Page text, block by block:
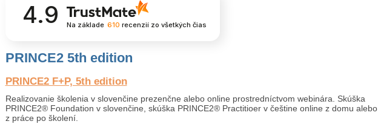
4.9 Na základe 610 recenzií zo všetkých čias
PRINCE2 5th edition
PRINCE2 F+P, 5th edition
Realizovanie školenia v slovenčine prezenčne alebo online prostredníctvom webinára. Skúška
PRINCE2® Foundation v slovenčine, skúška PRINCE2® Practitioer v češtine online z domu alebo
z práce po školení.